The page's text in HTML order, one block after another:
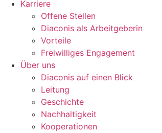
Karriere
Offene Stellen
Diaconis als Arbeitgeberin
Vorteile
Freiwilliges Engagement
Über uns
Diaconis auf einen Blick
Leitung
Geschichte
Nachhaltigkeit
Kooperationen